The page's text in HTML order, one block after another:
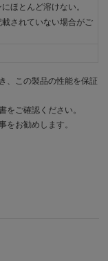
ほとんど溶けない。
載されていない場合がご
、この製品の性能を保証
をご確認ください。
をお勧めします。